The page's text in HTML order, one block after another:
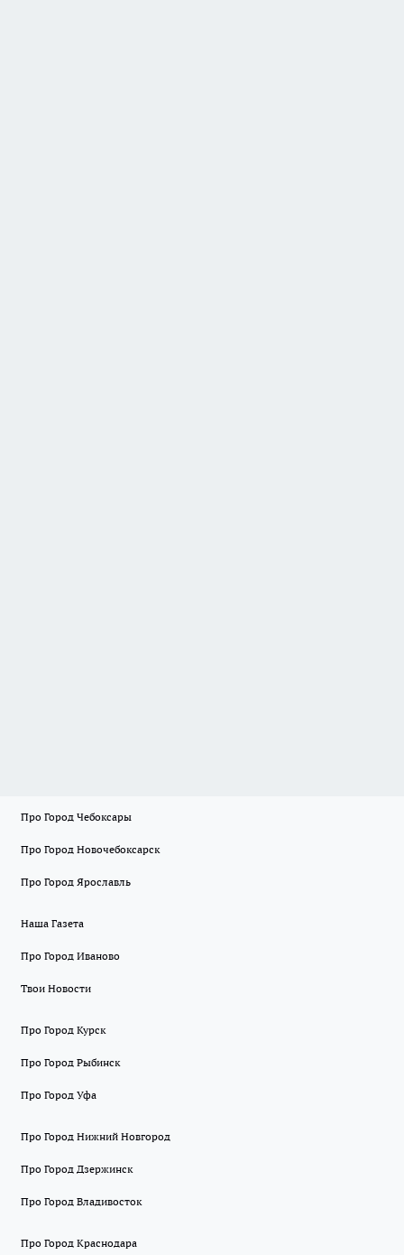
Про Город Чебоксары
Про Город Новочебоксарск
Про Город Ярославль
Наша Газета
Про Город Иваново
Твои Новости
Про Город Курск
Про Город Рыбинск
Про Город Уфа
Про Город Нижний Новгород
Про Город Дзержинск
Про Город Владивосток
Про Город Краснодара